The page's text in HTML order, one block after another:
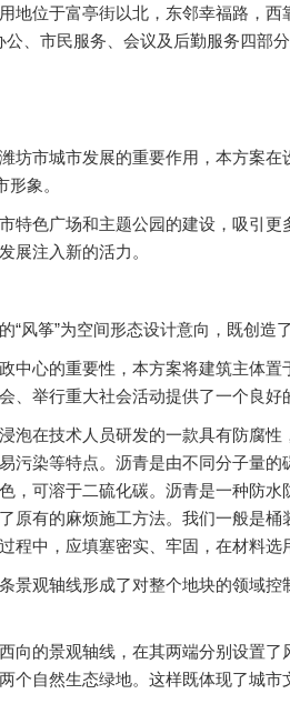
位于富亭街以北，东邻幸福路，西
、市民服务、会议及后勤服务四部
市城市发展的重要作用，本方案在
象。
色广场和主题公园的建设，吸引更
展注入新的活力。
筝”为空间形态设计意向，既创造
的重要性，本方案将建筑主体置
、举行重大社会活动提供了一个良好
泡在技术人员研发的一款具有防腐
污染等特点。沥青是由不同分子量
，可溶于二硫化碳。沥青是一种防
原有的麻烦施工方法。我们一般是
程中，应填塞密实、牢固，在材料
轴线形成了对整个地块的领域控制
景观轴线，在其两端分别设置了
个自然生态绿地。这样既体现了城市